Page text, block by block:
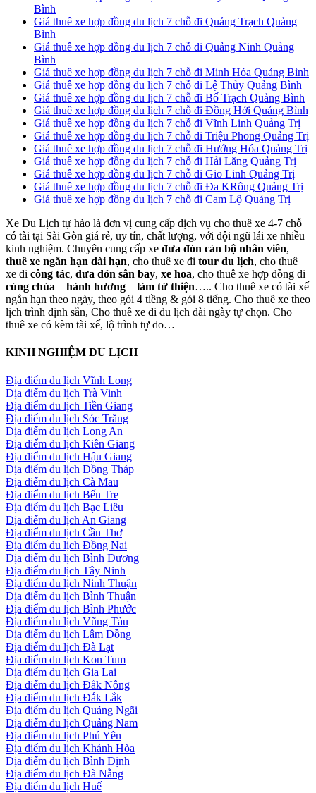
Bình
Giá thuê xe hợp đồng du lịch 7 chỗ đi Quảng Trạch Quảng
Bình
Giá thuê xe hợp đồng du lịch 7 chỗ đi Quảng Ninh Quảng
Bình
Giá thuê xe hợp đồng du lịch 7 chỗ đi Minh Hóa Quảng Bình
Giá thuê xe hợp đồng du lịch 7 chỗ đi Lệ Thủy Quảng Bình
Giá thuê xe hợp đồng du lịch 7 chỗ đi Bố Trạch Quảng Bình
Giá thuê xe hợp đồng du lịch 7 chỗ đi Đồng Hới Quảng Bình
Giá thuê xe hợp đồng du lịch 7 chỗ đi Vĩnh Linh Quảng Trị
Giá thuê xe hợp đồng du lịch 7 chỗ đi Triệu Phong Quảng Trị
Giá thuê xe hợp đồng du lịch 7 chỗ đi Hướng Hóa Quảng Trị
Giá thuê xe hợp đồng du lịch 7 chỗ đi Hải Lăng Quảng Trị
Giá thuê xe hợp đồng du lịch 7 chỗ đi Gio Linh Quảng Trị
Giá thuê xe hợp đồng du lịch 7 chỗ đi Đa KRông Quảng Trị
Giá thuê xe hợp đồng du lịch 7 chỗ đi Cam Lộ Quảng Trị
Xe Du Lịch tự hào là đơn vị cung cấp dịch vụ cho thuê xe 4-7 chỗ
có tài tại Sài Gòn giá rẻ, uy tín, chất lượng, với đội ngũ lái xe nhiều
kinh nghiệm. Chuyên cung cấp xe đưa đón cán bộ nhân viên,
thuê xe ngắn hạn dài hạn, cho thuê xe đi tour du lịch, cho thuê
xe đi công tác, đưa đón sân bay, xe hoa, cho thuê xe hợp đồng đi
cúng chùa – hành hương – làm từ thiện….. Cho thuê xe có tài xế
ngắn hạn theo ngày, theo gói 4 tiềng & gói 8 tiếng. Cho thuê xe theo
lịch trình định sẵn, Cho thuê xe đi du lịch dài ngày tự chọn. Cho
thuê xe có kèm tài xế, lộ trình tự do…
KINH NGHIỆM DU LỊCH
Địa điểm du lịch Vĩnh Long
Địa điểm du lịch Trà Vinh
Địa điểm du lịch Tiền Giang
Địa điểm du lịch Sóc Trăng
Địa điểm du lịch Long An
Địa điểm du lịch Kiên Giang
Địa điểm du lịch Hậu Giang
Địa điểm du lịch Đồng Tháp
Địa điểm du lịch Cà Mau
Địa điểm du lịch Bến Tre
Địa điểm du lịch Bạc Liêu
Địa điểm du lịch An Giang
Địa điểm du lịch Cần Thơ
Địa điểm du lịch Đồng Nai
Địa điểm du lịch Bình Dương
Địa điểm du lịch Tây Ninh
Địa điểm du lịch Ninh Thuận
Địa điểm du lịch Bình Thuận
Địa điểm du lịch Bình Phước
Địa điểm du lịch Vũng Tàu
Địa điểm du lịch Lâm Đồng
Địa điểm du lịch Đà Lạt
Địa điểm du lịch Kon Tum
Địa điểm du lịch Gia Lai
Địa điểm du lịch Đắk Nông
Địa điểm du lịch Đắk Lắk
Địa điểm du lịch Quảng Ngãi
Địa điểm du lịch Quảng Nam
Địa điểm du lịch Phú Yên
Địa điểm du lịch Khánh Hòa
Địa điểm du lịch Bình Định
Địa điểm du lịch Đà Nẵng
Địa điểm du lịch Huế